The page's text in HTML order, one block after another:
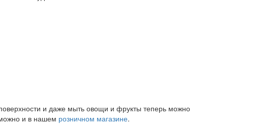
и даже мыть овощи и фрукты теперь можно
и в нашем розничном магазине.